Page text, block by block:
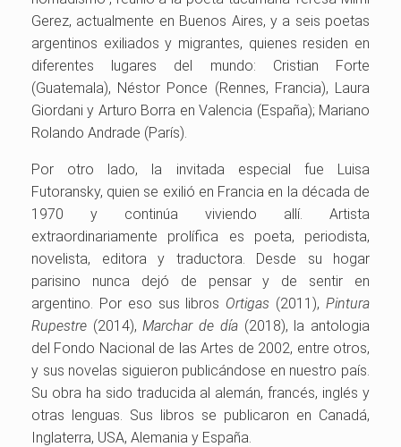
Gerez, actualmente en Buenos Aires, y a seis poetas
argentinos exiliados y migrantes, quienes residen en
diferentes lugares del mundo: Cristian Forte
(Guatemala), Néstor Ponce (Rennes, Francia), Laura
Giordani y Arturo Borra en Valencia (España); Mariano
Rolando Andrade (París).
Por otro lado, la invitada especial fue Luisa
Futoransky, quien se exilió en Francia en la década de
1970 y continúa viviendo allí. Artista
extraordinariamente prolífica es poeta, periodista,
novelista, editora y traductora. Desde su hogar
parisino nunca dejó de pensar y de sentir en
argentino. Por eso sus libros Ortigas (2011),Pintura
Rupestre (2014),Marchar de día(2018), la antologia
del Fondo Nacional de las Artes de 2002, entre otros,
y sus novelas siguieron publicándose en nuestro país.
Su obra ha sido traducida al alemán, francés, inglés y
otras lenguas. Sus libros se publicaron en Canadá,
Inglaterra, USA, Alemania y España.